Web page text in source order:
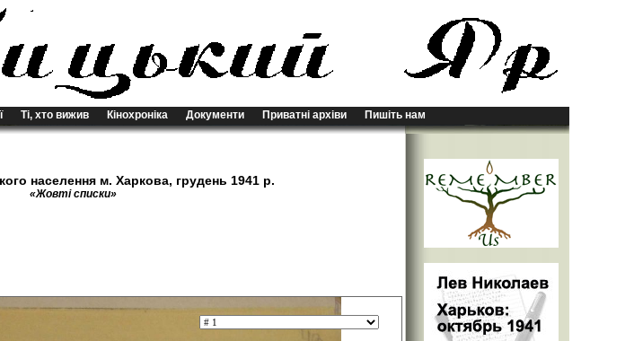
Ті, хто вижив Кінохроніка Документи Приватні архіви Пишіть нам
населення м. Харкова, грудень 1941 р.
«Жовті списки»